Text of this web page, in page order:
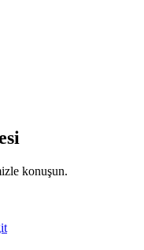
konuşun.